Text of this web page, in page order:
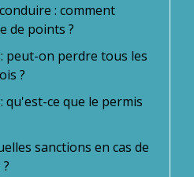
: comment
de points ?
peut-on perdre tous les
?
qu'est-ce que le permis
sanctions en cas de